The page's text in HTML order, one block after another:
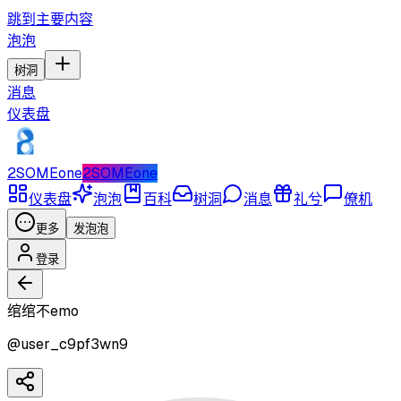
跳到主要内容
泡泡
树洞
消息
仪表盘
2SOMEone2SOMEone
仪表盘
泡泡 百科 树洞 消息 礼兮 僚机
更多 发泡泡
登录
绾绾不emo
@user_c9pf3wn9